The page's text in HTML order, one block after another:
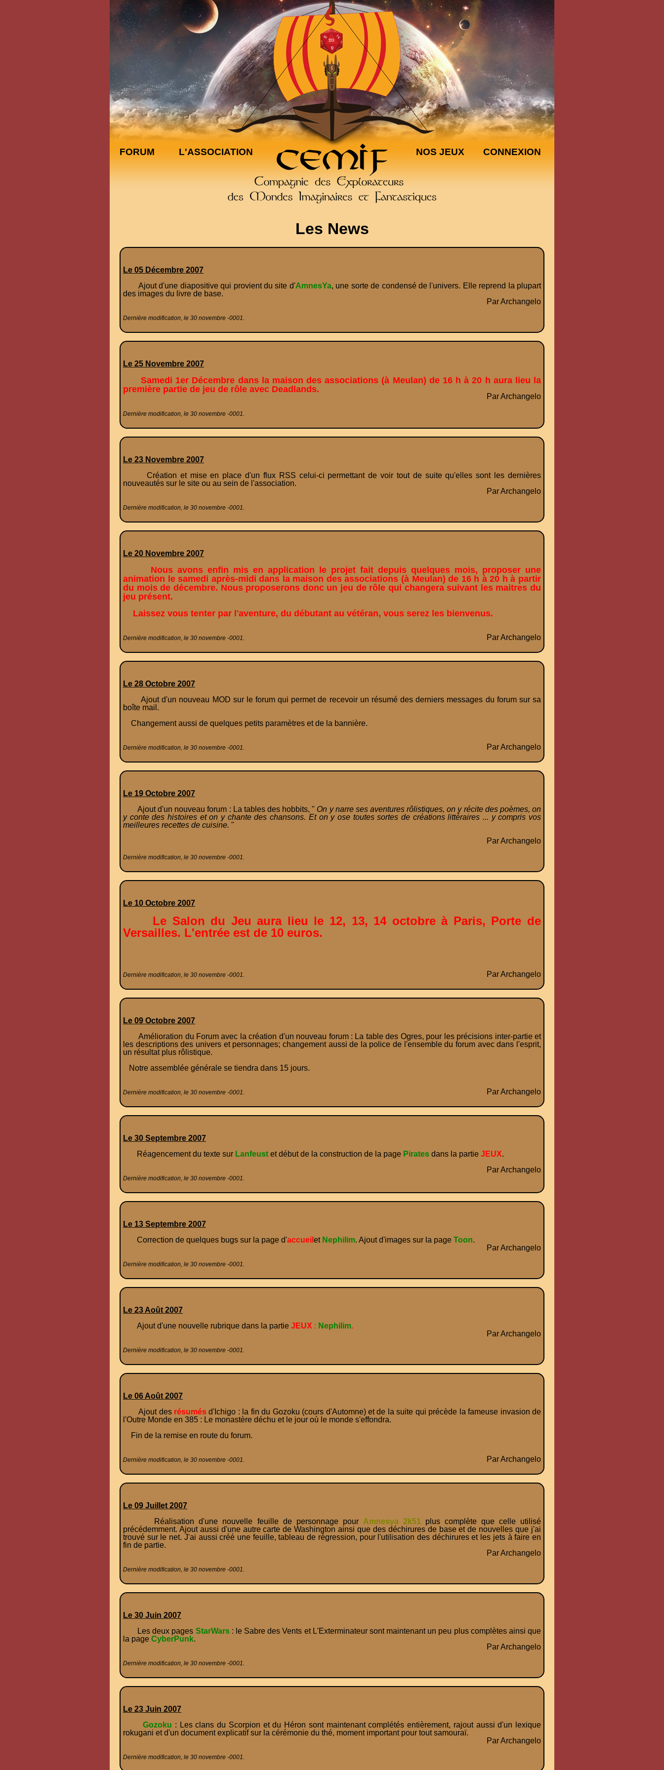
FORUM L'ASSOCIATION NOS JEUX CONNEXION
Les News
Le 05 Décembre 2007
Ajout d'une diapositivequi provient du site d'AmnesYa, une sorte de condensé de l'univers. Elle reprend la plupart
des images du livre de base.
Par Archangelo
Dernière modification, le 30 novembre -0001.
Le 25 Novembre 2007
Samedi 1er Décembre dans la maison des associations (à Meulan) de 16 h à 20 h aura lieu la
première partie de jeu de rôle avec Deadlands.
Par Archangelo
Dernière modification, le 30 novembre -0001.
Le 23 Novembre 2007
Création et mise en place d'un flux RSS celui-ci permettant de voir tout de suite qu'elles sont les dernières
nouveautés sur le site ou au sein de l'association.
Par Archangelo
Dernière modification, le 30 novembre -0001.
Le 20 Novembre 2007
Nous avons enfin mis en application le projet fait depuis quelques mois, proposer une
animation le samedi après-midi dans la maison des associations (à Meulan) de 16 h à 20 h à partir
du mois de décembre. Nous proposerons donc un jeu de rôle qui changera suivant les maitres du
jeu présent.
Laissez vous tenter par l'aventure, du débutant au vétéran, vous serez les bienvenus.
Par Archangelo
Dernière modification, le 30 novembre -0001.
Le 28 Octobre 2007
Ajout d'un nouveau MOD sur le forum qui permet de recevoir un résumé des derniers messages du forum sur sa
boîte mail.
Changement aussi de quelques petits paramètres et de la bannière.
Par Archangelo
Dernière modification, le 30 novembre -0001.
Le 19 Octobre 2007
Ajout d'un nouveau forum : La tables des hobbits, " On y narre ses aventures rôlistiques, on y récite des poèmes, on
y conte des histoires et on y chante des chansons. Et on y ose toutes sortes de créations littéraires ... y compris vos
meilleures recettes de cuisine. "
Par Archangelo
Dernière modification, le 30 novembre -0001.
Le 10 Octobre 2007
Le Salon du Jeu aura lieu le 12, 13, 14 octobre à Paris, Porte de
Versailles. L'entrée est de 10 euros.
Par Archangelo
Dernière modification, le 30 novembre -0001.
Le 09 Octobre 2007
Amélioration du Forum avec la création d'un nouveau forum : La table des Ogres, pour les précisions inter-partie et
les descriptions des univers et personnages; changement aussi de la police de l'ensemble du forum avec dans l'esprit,
un résultat plus rôlistique.
Notre assemblée générale se tiendra dans 15 jours.
Par Archangelo
Dernière modification, le 30 novembre -0001.
Le 30 Septembre 2007
Réagencement du texte sur Lanfeust et début de la construction de la page Pirates dans la partie JEUX.
Par Archangelo
Dernière modification, le 30 novembre -0001.
Le 13 Septembre 2007
Correction de quelques bugs sur la page d'accueil et Nephilim. Ajout d'images sur la page Toon.
Par Archangelo
Dernière modification, le 30 novembre -0001.
Le 23 Août 2007
Ajout d'une nouvelle rubrique dans la partie JEUX : Nephilim.
Par Archangelo
Dernière modification, le 30 novembre -0001.
Le 06 Août 2007
Ajout des résumés d'Ichigo : la fin du Gozoku (cours d'Automne) et de la suite qui précède la fameuse invasion de
l'Outre Monde en 385 : Le monastère déchu et le jour où le monde s'effondra.
Fin de la remise en route du forum.
Par Archangelo
Dernière modification, le 30 novembre -0001.
Le 09 Juillet 2007
Réalisation d'une nouvelle feuille de personnage pour Amnesya 2k51plus complète que celle utilisé
précédemment. Ajout aussi d'une autre carte de Washington ainsi que des déchirures de base et de nouvelles que j'ai
trouvé sur le net. J'ai aussi créé une feuille, tableau de régression, pour l'utilisation des déchirures et les jets à faire en
fin de partie.
Par Archangelo
Dernière modification, le 30 novembre -0001.
Le 30 Juin 2007
Les deux pages StarWars: le Sabre des Vents et L'Exterminateur sont maintenant un peu plus complètes ainsi que
la page CyberPunk.
Par Archangelo
Dernière modification, le 30 novembre -0001.
Le 23 Juin 2007
Gozoku : Les clans du Scorpion et du Héron sont maintenant complétés entièrement, rajout aussi d'un lexique
rokugani et d'un document explicatif sur la cérémonie du thé, moment important pour tout samouraï.
Par Archangelo
Dernière modification, le 30 novembre -0001.